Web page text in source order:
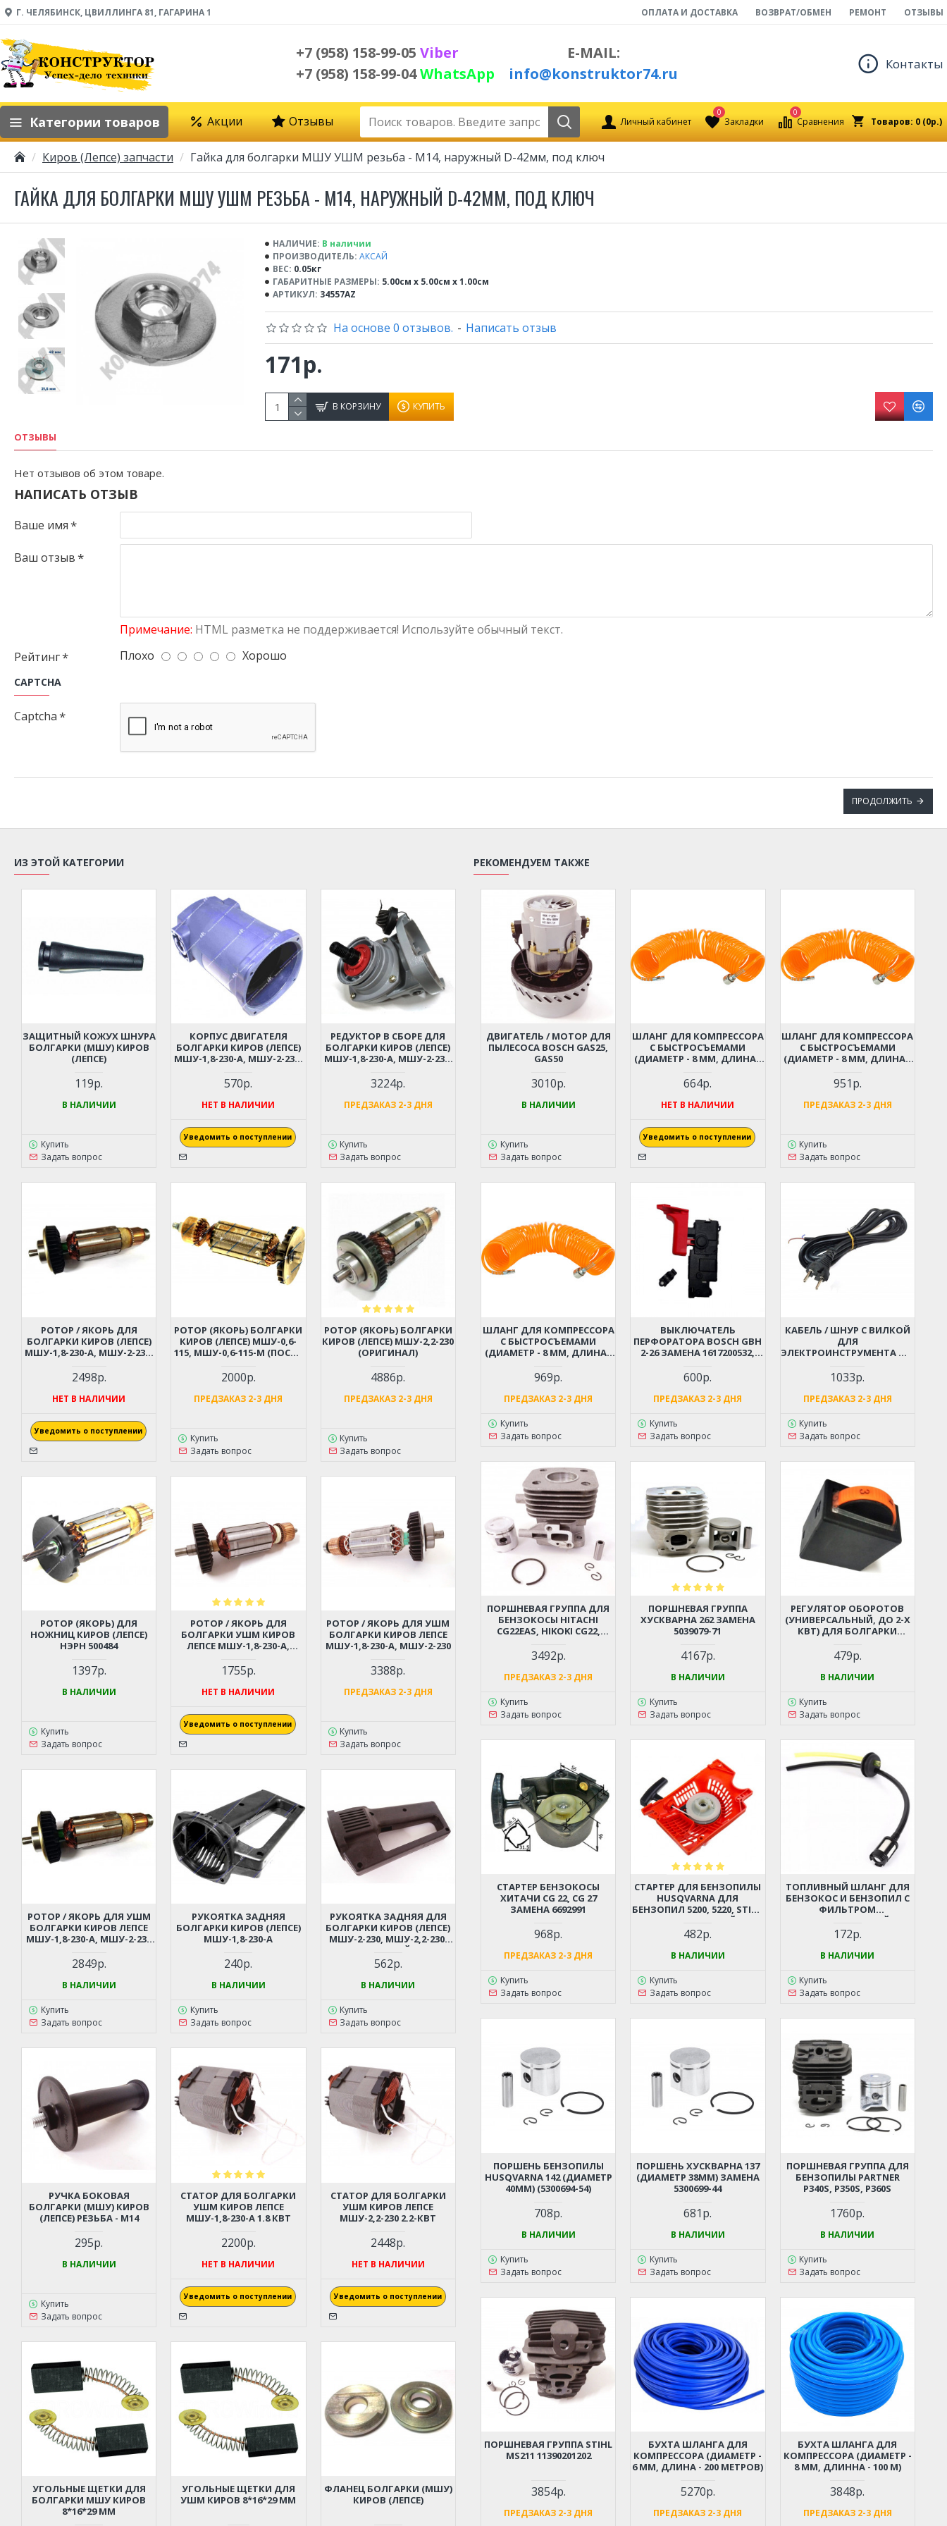
Г. ЧЕЛЯБИНСК, ЦВИЛЛИНГА 81, ГАГАРИНА 1 ОПЛАТА И ДОСТАВКА ВОЗВРАТ/ОБМЕН РЕМОНТ ОТЗЫВЫ
+7 (958) 158-99-05 Viber
+7 (958) 158-99-04WhatsApp
E-MAIL:
info@konstruktor74.ru
Контакты
Категории товаров Акции Отзывы Личный кабинет Закладки
0
Сравнения
0
Товаров: 0 (0р.)
Киров (Лепсе) запчасти Гайка для болгарки МШУ УШМ резьба - М14, наружный D-42мм, под ключ
ГАЙКА ДЛЯ БОЛГАРКИ МШУ УШМ РЕЗЬБА - М14, НАРУЖНЫЙ D-42ММ, ПОД КЛЮЧ
НАЛИЧИЕ: В наличии
ПРОИЗВОДИТЕЛЬ: АКСАЙ
ВЕС: 0.05кг
ГАБАРИТНЫЕ РАЗМЕРЫ: 5.00см x 5.00см x 1.00см
АРТИКУЛ: 34557AZ
На основе 0 отзывов. - Написать отзыв
171р.
В КОРЗИНУ КУПИТЬ
ОТЗЫВЫ
Нет отзывов об этом товаре.
НАПИСАТЬ ОТЗЫВ
Ваше имя
Ваш отзыв
Примечание: HTML разметка не поддерживается! Используйте обычный текст.
Рейтинг
Плохо Хорошо
CAPTCHA
Captcha
ПРОДОЛЖИТЬ
ИЗ ЭТОЙ КАТЕГОРИИ
ЗАЩИТНЫЙ КОЖУХ ШНУРА
БОЛГАРКИ (МШУ) КИРОВ
(ЛЕПСЕ)
119р.
В НАЛИЧИИ
Купить
Задать вопрос
КОРПУС ДВИГАТЕЛЯ
БОЛГАРКИ КИРОВ (ЛЕПСЕ)
МШУ-1,8-230-А, МШУ-2-230,
570р.
НЕТ В НАЛИЧИИ
Уведомить о поступлении
РЕДУКТОР В СБОРЕ ДЛЯ
БОЛГАРКИ КИРОВ (ЛЕПСЕ)
МШУ-1,8-230-А, МШУ-2-230,
3224р.
ПРЕДЗАКАЗ 2-3 ДНЯ
Купить
Задать вопрос
РОТОР / ЯКОРЬ ДЛЯ
БОЛГАРКИ КИРОВ (ЛЕПСЕ)
МШУ-1,8-230-А, МШУ-2-230,
2498р.
НЕТ В НАЛИЧИИ
Уведомить о поступлении
РОТОР (ЯКОРЬ) БОЛГАРКИ
КИРОВ (ЛЕПСЕ) МШУ-0,6-
115, МШУ-0,6-115-М (ПОСЛЕ
ВАЛОМ)
2000р.
ПРЕДЗАКАЗ 2-3 ДНЯ
Купить
Задать вопрос
РОТОР (ЯКОРЬ) БОЛГАРКИ
КИРОВ (ЛЕПСЕ) МШУ-2,2-230
(ОРИГИНАЛ)
4886р.
ПРЕДЗАКАЗ 2-3 ДНЯ
Купить
Задать вопрос
РОТОР (ЯКОРЬ) ДЛЯ
НОЖНИЦ КИРОВ (ЛЕПСЕ)
НЭРН 500484
1397р.
В НАЛИЧИИ
Купить
Задать вопрос
РОТОР / ЯКОРЬ ДЛЯ
БОЛГАРКИ УШМ КИРОВ
ЛЕПСЕ МШУ-1,8-230-А,
1755р.
НЕТ В НАЛИЧИИ
Уведомить о поступлении
РОТОР / ЯКОРЬ ДЛЯ УШМ
БОЛГАРКИ КИРОВ ЛЕПСЕ
МШУ-1,8-230-А, МШУ-2-230
3388р.
ПРЕДЗАКАЗ 2-3 ДНЯ
Купить
Задать вопрос
РОТОР / ЯКОРЬ ДЛЯ УШМ
БОЛГАРКИ КИРОВ ЛЕПСЕ
МШУ-1,8-230-А, МШУ-2-230
2849р.
В НАЛИЧИИ
Купить
Задать вопрос
РУКОЯТКА ЗАДНЯЯ
БОЛГАРКИ КИРОВ (ЛЕПСЕ)
МШУ-1,8-230-А
240р.
В НАЛИЧИИ
Купить
Задать вопрос
РУКОЯТКА ЗАДНЯЯ ДЛЯ
БОЛГАРКИ КИРОВ (ЛЕПСЕ)
МШУ-2-230, МШУ-2,2-230,
ПОД ПЛАВНЫЙ ПУСК
562р.
В НАЛИЧИИ
Купить
Задать вопрос
РУЧКА БОКОВАЯ
БОЛГАРКИ (МШУ) КИРОВ
(ЛЕПСЕ) РЕЗЬБА - М14
295р.
В НАЛИЧИИ
Купить
Задать вопрос
СТАТОР ДЛЯ БОЛГАРКИ
УШМ КИРОВ ЛЕПСЕ
МШУ-1,8-230-А 1.8 КВТ
2200р.
НЕТ В НАЛИЧИИ
Уведомить о поступлении
СТАТОР ДЛЯ БОЛГАРКИ
УШМ КИРОВ ЛЕПСЕ
МШУ-2,2-230 2.2-КВТ
2448р.
НЕТ В НАЛИЧИИ
Уведомить о поступлении
УГОЛЬНЫЕ ЩЕТКИ ДЛЯ
БОЛГАРКИ МШУ КИРОВ
8*16*29 ММ
УГОЛЬНЫЕ ЩЕТКИ ДЛЯ
УШМ КИРОВ 8*16*29 ММ
ФЛАНЕЦ БОЛГАРКИ (МШУ)
КИРОВ (ЛЕПСЕ)
РЕКОМЕНДУЕМ ТАКЖЕ
ДВИГАТЕЛЬ / МОТОР ДЛЯ
ПЫЛЕСОСА BOSCH GAS25,
GAS50
3010р.
В НАЛИЧИИ
Купить
Задать вопрос
ШЛАНГ ДЛЯ КОМПРЕССОРА
С БЫСТРОСЪЕМАМИ
(ДИАМЕТР - 8 ММ, ДЛИНА -
664р.
НЕТ В НАЛИЧИИ
Уведомить о поступлении
ШЛАНГ ДЛЯ КОМПРЕССОРА
С БЫСТРОСЪЕМАМИ
(ДИАМЕТР - 8 ММ, ДЛИНА -
951р.
ПРЕДЗАКАЗ 2-3 ДНЯ
Купить
Задать вопрос
ШЛАНГ ДЛЯ КОМПРЕССОРА
С БЫСТРОСЪЕМАМИ
(ДИАМЕТР - 8 ММ, ДЛИНА -
969р.
ПРЕДЗАКАЗ 2-3 ДНЯ
Купить
Задать вопрос
ВЫКЛЮЧАТЕЛЬ
ПЕРФОРАТОРА BOSCH GBH
2-26 ЗАМЕНА 1617200532,
600р.
ПРЕДЗАКАЗ 2-3 ДНЯ
Купить
Задать вопрос
КАБЕЛЬ / ШНУР С ВИЛКОЙ
ДЛЯ
ЭЛЕКТРОИНСТРУМЕНТА ДО
МОРОЗОСТОЙКИЙ,
МЯГКИЙ, ИЗНОСОСТОЙКАЯ
РЕЗИНА
1033р.
ПРЕДЗАКАЗ 2-3 ДНЯ
Купить
Задать вопрос
ПОРШНЕВАЯ ГРУППА ДЛЯ
БЕНЗОКОСЫ HITACHI
CG22EAS, HIKOKI CG22,
6696531)
3492р.
ПРЕДЗАКАЗ 2-3 ДНЯ
Купить
Задать вопрос
ПОРШНЕВАЯ ГРУППА
ХУСКВАРНА 262 ЗАМЕНА
5039079-71
4167р.
В НАЛИЧИИ
Купить
Задать вопрос
РЕГУЛЯТОР ОБОРОТОВ
(УНИВЕРСАЛЬНЫЙ, ДО 2-Х
КВТ) ДЛЯ БОЛГАРКИ
ЭЛЕКТРОПИЛЫ,
ПЕРФОРАТОРА, ДРЕЛИ И
ПР.
479р.
В НАЛИЧИИ
Купить
Задать вопрос
СТАРТЕР БЕНЗОКОСЫ
ХИТАЧИ CG 22, CG 27
ЗАМЕНА 6692991
968р.
ПРЕДЗАКАЗ 2-3 ДНЯ
Купить
Задать вопрос
СТАРТЕР ДЛЯ БЕНЗОПИЛЫ
HUSQVARNA ДЛЯ
БЕНЗОПИЛ 5200, 5220, STIHL
362, 440 И ДР. (КИТАЙСКИЕ
БЕНЗОПИЛЫ 45-52СМ3,
ЦЫГАНКА)
482р.
В НАЛИЧИИ
Купить
Задать вопрос
ТОПЛИВНЫЙ ШЛАНГ ДЛЯ
БЕНЗОКОС И БЕНЗОПИЛ С
ФИЛЬТРОМ
(УНИВЕРСАЛЬНЫЙ)
172р.
В НАЛИЧИИ
Купить
Задать вопрос
ПОРШЕНЬ БЕНЗОПИЛЫ
HUSQVARNA 142 (ДИАМЕТР
40ММ) (5300694-54)
708р.
В НАЛИЧИИ
Купить
Задать вопрос
ПОРШЕНЬ ХУСКВАРНА 137
(ДИАМЕТР 38ММ) ЗАМЕНА
5300699-44
681р.
В НАЛИЧИИ
Купить
Задать вопрос
ПОРШНЕВАЯ ГРУППА ДЛЯ
БЕНЗОПИЛЫ PARTNER
P340S, P350S, P360S
1760р.
В НАЛИЧИИ
Купить
Задать вопрос
ПОРШНЕВАЯ ГРУППА STIHL
MS211 11390201202
3854р.
ПРЕДЗАКАЗ 2-3 ДНЯ
БУХТА ШЛАНГА ДЛЯ
КОМПРЕССОРА (ДИАМЕТР -
6 ММ, ДЛИНА - 200 МЕТРОВ)
5270р.
ПРЕДЗАКАЗ 2-3 ДНЯ
БУХТА ШЛАНГА ДЛЯ
КОМПРЕССОРА (ДИАМЕТР -
8 ММ, ДЛИННА - 100 М)
3848р.
ПРЕДЗАКАЗ 2-3 ДНЯ